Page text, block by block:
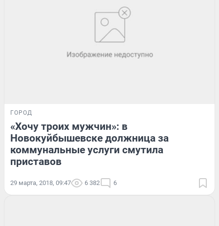
ГОРОД
«Хочу троих мужчин»: в
Новокуйбышевске должница за
коммунальные услуги смутила
приставов
29 марта, 2018, 09:47 6 382 6